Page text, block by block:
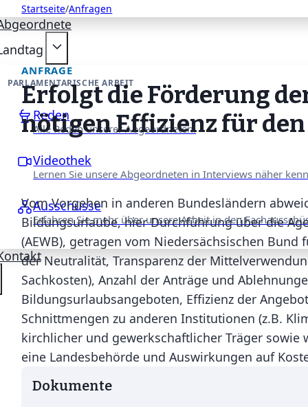
PARLAMENTARISCHE ARBEIT
Reden
Alle Reden unserer Abgeordneten.
Videothek
Lernen Sie unsere Abgeordneten in Interviews näher
Ausschüsse
Erfahren Sie mehr über unsere Arbeit in den
Startseite/Anfragen
ANFRAGE
Erfolgt die Förderung
nötigen Effizienz für
Vom Vorgehen in anderen Bundesländern
Bildungsurlaube, hier Durchführung über die
(AEWB), getragen vom Niedersächsischen
der Neutralität, Transparenz der
Sachkosten), Anzahl der Anträge und
Bildungsurlaubsangeboten, Effizienz der
Schnittmengen zu anderen Institutionen (z.B.
kirchlicher und gewerkschaftlicher Träger sowie
eine Landesbehörde und Auswirkungen auf
Dokumente